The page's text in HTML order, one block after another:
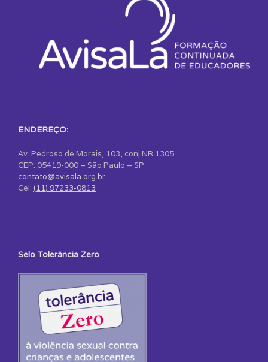
ENDEREÇO:
Av. Pedroso de Morais, 103, conj NR 1305
CEP: 05419-000 – São Paulo – SP
contato@avisala.org.br
Cel: (11) 97233-0813
Selo Tolerância Zero